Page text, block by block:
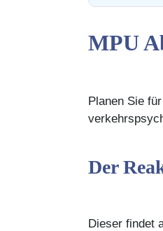
MPU
Planen Sie
Der
Dieser findet